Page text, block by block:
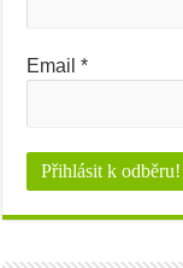
Email*